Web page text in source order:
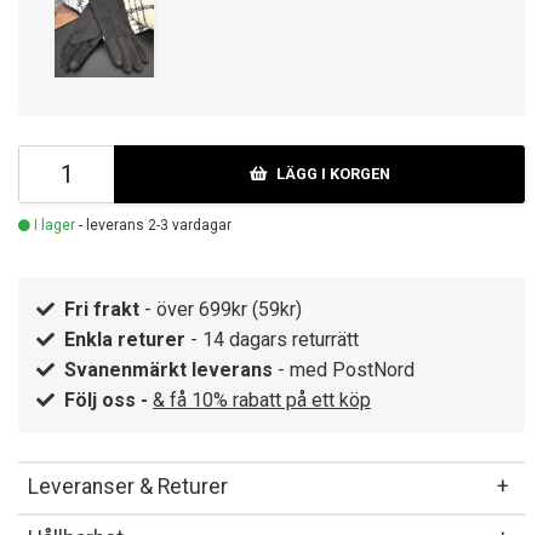
LÄGG I KORGEN
I lager - leverans 2-3 vardagar
Fri frakt - över 699kr (59kr)
Enkla returer - 14 dagars returrätt
Svanenmärkt leverans - med PostNord
Följ oss - & få 10% rabatt på ett köp
Leveranser & Returer